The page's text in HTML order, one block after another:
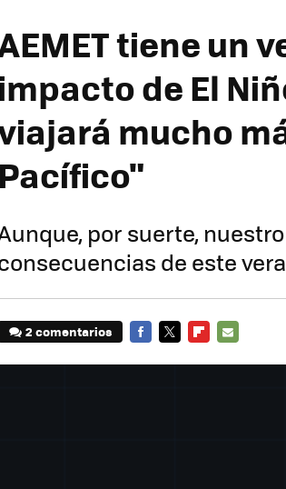
tiene un
impacto de El
mucho
Pacífico"
por suerte,
de este
2 comentarios